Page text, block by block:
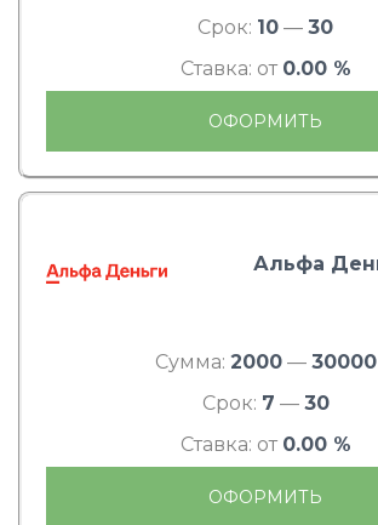
Срок: 10 — 30
Ставка: от 0.00 %
ОФОРМИТЬ
Альфа
Сумма: 2000— 30000
Срок: 7 — 30
Ставка: от 0.00 %
ОФОРМИТЬ